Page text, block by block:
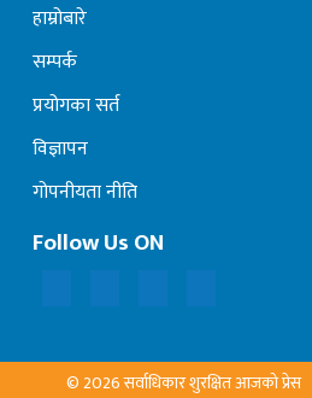
हाम्रोबारे
सम्पर्क
प्रयोगका सर्त
विज्ञापन
गोपनीयता नीति
Follow Us ON
© 2026 सर्वाधिकार शुरक्षित आजको प्रेस